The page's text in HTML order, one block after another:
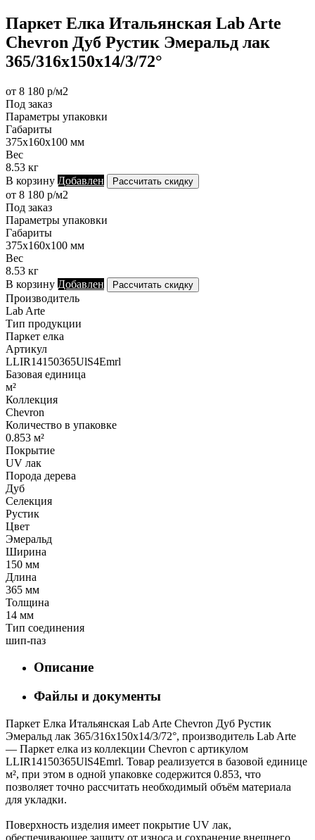
Паркет Елка Итальянская Lab Arte
Chevron Дуб Рустик Эмеральд лак
365/316х150х14/3/72°
от 8 180 р/м2
Под заказ
Параметры упаковки
Габариты
375х160х100 мм
Вес
8.53 кг
В корзину Добавлен Рассчитать скидку
от 8 180 р/м2
Под заказ
Параметры упаковки
Габариты
375х160х100 мм
Вес
8.53 кг
В корзину Добавлен Рассчитать скидку
Производитель
Lab Arte
Тип продукции
Паркет елка
Артикул
LLIR14150365UlS4Emrl
Базовая единица
м²
Коллекция
Chevron
Количество в упаковке
0.853 м²
Покрытие
UV лак
Порода дерева
Дуб
Селекция
Рустик
Цвет
Эмеральд
Ширина
150 мм
Длина
365 мм
Толщина
14 мм
Тип соединения
шип-паз
Описание
Файлы и документы
Паркет Елка Итальянская Lab Arte Chevron Дуб Рустик
Эмеральд лак 365/316х150х14/3/72°, производитель Lab Arte
— Паркет елка из коллекции Chevron с артикулом
LLIR14150365UlS4Emrl. Товар реализуется в базовой единице
м², при этом в одной упаковке содержится 0.853, что
позволяет точно рассчитать необходимый объём материала
для укладки.
Поверхность изделия имеет покрытие UV лак,
обеспечивающее защиту от износа и сохранение внешнего